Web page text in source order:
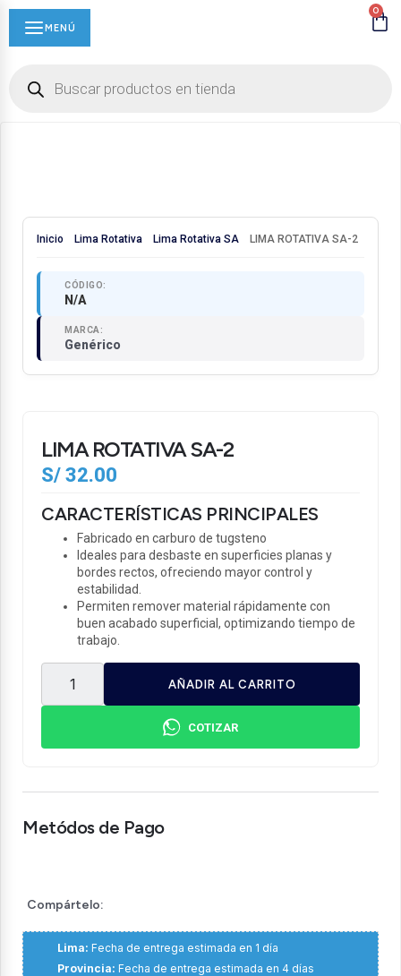
MENÚ
0
Inicio Lima Rotativa Lima Rotativa SA LIMA ROTATIVA SA-2
CÓDIGO:
N/A
MARCA:
Genérico
LIMA ROTATIVA SA-2
S/ 32.00
CARACTERÍSTICAS PRINCIPALES
Fabricado en carburo de tugsteno
Ideales para desbaste en superficies planas y
bordes rectos, ofreciendo mayor control y
estabilidad.
Permiten remover material rápidamente con
buen acabado superficial, optimizando tiempo de
trabajo.
AÑADIR AL CARRITO
COTIZAR
Metódos de Pago
Compártelo:
Lima: Fecha de entrega estimada en 1 día
Provincia: Fecha de entrega estimada en 4 días